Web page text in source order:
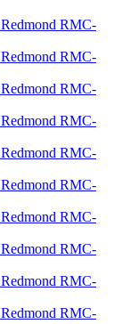
RMC-
RMC-
RMC-
RMC-
RMC-
RMC-
RMC-
RMC-
RMC-
RMC-